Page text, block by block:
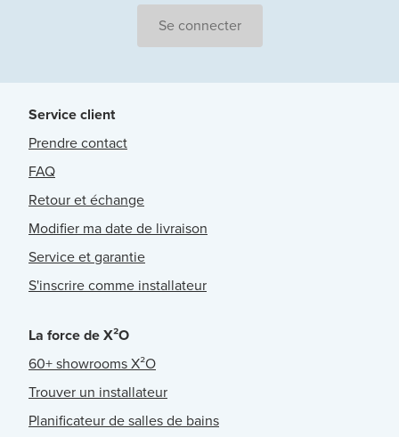
Se connecter
Service client
Prendre contact
FAQ
Retour et échange
Modifier ma date de livraison
Service et garantie
S'inscrire comme installateur
La force de X²O
60+ showrooms X²O
Trouver un installateur
Planificateur de salles de bains